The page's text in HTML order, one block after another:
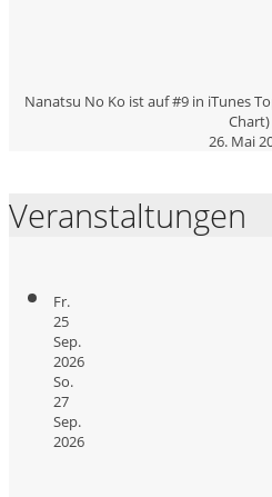
Nanatsu No Ko ist auf #9 in iTunes
Chart)
26. Mai
Veranstaltungen
Fr.
25
Sep.
2026
So.
27
Sep.
2026